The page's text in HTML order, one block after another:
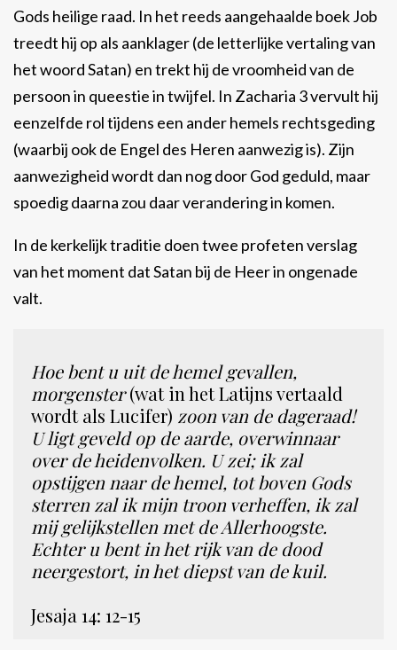
Gods heilige raad. In het reeds aangehaalde boek Job
treedt hij op als aanklager (de letterlijke vertaling van
het woord Satan) en trekt hij de vroomheid van de
persoon in queestie in twijfel. In Zacharia 3 vervult hij
eenzelfde rol tijdens een ander hemels rechtsgeding
(waarbij ook de Engel des Heren aanwezig is). Zijn
aanwezigheid wordt dan nog door God geduld, maar
spoedig daarna zou daar verandering in komen.
In de kerkelijk traditie doen twee profeten verslag
van het moment dat Satan bij de Heer in ongenade
valt.
Hoe bent u uit de hemel gevallen,
morgenster(wat in het Latijns vertaald
wordt als Lucifer) zoon van de dageraad!
U ligt geveld op de aarde, overwinnaar
over de heidenvolken. U zei; ik zal
opstijgen naar de hemel, tot boven Gods
sterren zal ik mijn troon verheffen, ik zal
mij gelijkstellen met de Allerhoogste.
Echter u bent in het rijk van de dood
neergestort, in het diepst van de kuil.
Jesaja 14: 12-15